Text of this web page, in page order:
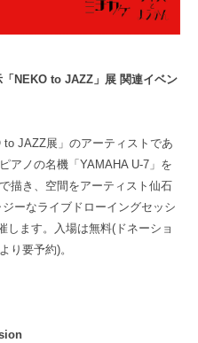
「NEKO to JAZZ」展 関連イベン
JAZZ展」のアーティストであ
アノの名機「YAMAHA U-7」を
描き、空間をアーティスト仙石
ーなライブドローイングセッシ
します。入場は無料(ドネーショ
り要予約)。